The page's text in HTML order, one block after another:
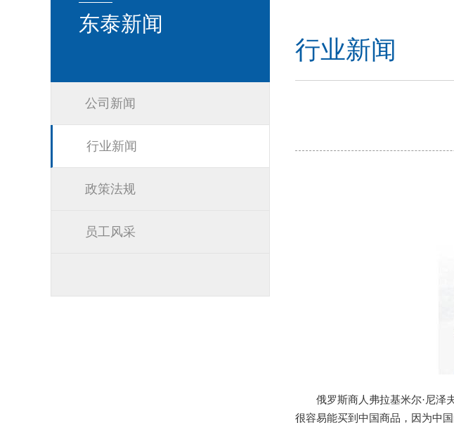
东泰新闻
公司新闻
行业新闻
政策法规
员工风采
行业新闻
俄罗斯商人弗拉基米尔·尼泽
很容易能买到中国商品，因为中